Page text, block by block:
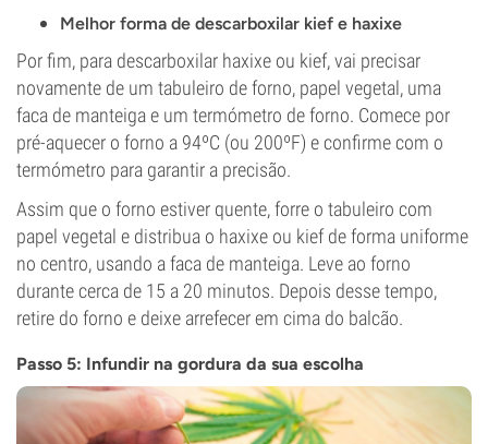
Melhor forma de descarboxilar kief e haxixe
Por fim, para descarboxilar haxixe ou kief, vai precisar
novamente de um tabuleiro de forno, papel vegetal, uma
faca de manteiga e um termómetro de forno. Comece por
pré-aquecer o forno a 94ºC (ou 200ºF) e confirme com o
termómetro para garantir a precisão.
Assim que o forno estiver quente, forre o tabuleiro com
papel vegetal e distribua o haxixe ou kief de forma uniforme
no centro, usando a faca de manteiga. Leve ao forno
durante cerca de 15 a 20 minutos. Depois desse tempo,
retire do forno e deixe arrefecer em cima do balcão.
Passo 5: Infundir na gordura da sua escolha